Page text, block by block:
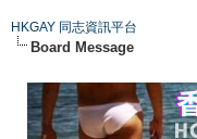
HKGAY 同志資訊平台
Board Message